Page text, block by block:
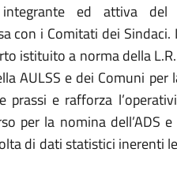
ed attiva del
con i Comitati dei
istituito a norma della
AULSS e dei Comuni per
prassi e rafforza
per la nomina dell’ADS e
di dati statistici inerenti